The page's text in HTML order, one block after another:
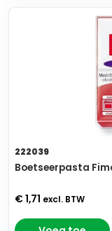
222039
Boetseerpasta
€ 1,71 excl. BTW